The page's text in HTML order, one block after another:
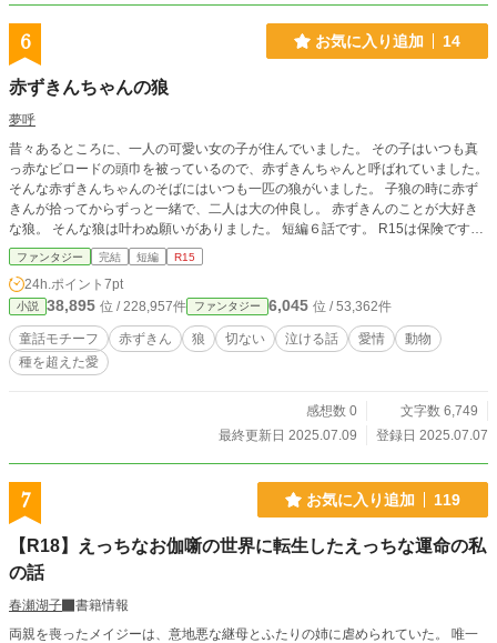
6 お気に入り追加 14
赤ずきんちゃんの狼
夢呼
昔々あるところに、一人の可愛い女の子が住んでいました。 その子はいつも真
っ赤なビロードの頭巾を被っているので、赤ずきんちゃんと呼ばれていました。
そんな赤ずきんちゃんのそばにはいつも一匹の狼がいました。 子狼の時に赤ず
きんが拾ってからずっと一緒で、二人は大の仲良し。 赤ずきんのことが大好き
な狼。 そんな狼は叶わぬ願いがありました。 短編６話です。 R15は保険です。
他サイトでも掲載しています。
ファンタジー 完結 短編 R15
24h.ポイント 7pt
小説 38,895 位 / 228,957件 ファンタジー 6,045 位 / 53,362件
童話モチーフ 赤ずきん 狼 切ない 泣ける話 愛情
動物
種を超えた愛
感想数 0
文字数 6,749
最終更新日 2025.07.09
登録日 2025.07.07
7 お気に入り追加 119
【R18】えっちなお伽噺の世界に転生したえっちな運命の私
の話
春瀬湖子
書籍情報
両親を喪ったメイジーは、意地悪な継母とふたりの姉に虐められていた。 唯一